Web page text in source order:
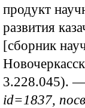
продукт
развития
[сборник
3.228.045).
id=1837,